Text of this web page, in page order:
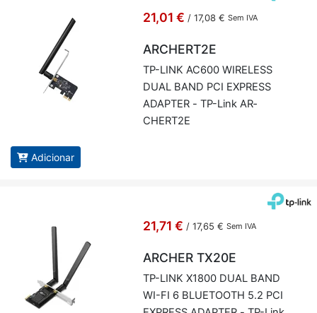
21,01 € / 17,08 € Sem IVA
ARCHERT2E
TP-LINK AC600 WI­RE­LESS
DUAL BAND PCI EX­PRESS
ADAPTER - TP-Link AR­
CHERT2E
Adicionar
21,71 € / 17,65 € Sem IVA
ARCHER TX20E
TP-LINK X1800 DUAL BAND
WI-FI 6 BLU­E­TOOTH 5.2 PCI